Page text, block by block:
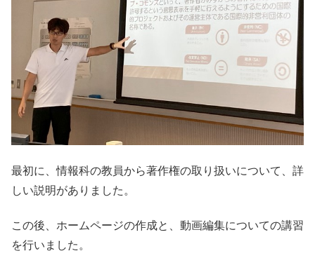
最初に、情報科の教員から著作権の取り扱いについて、詳
しい説明がありました。
この後、ホームページの作成と、動画編集についての講習
を行いました。